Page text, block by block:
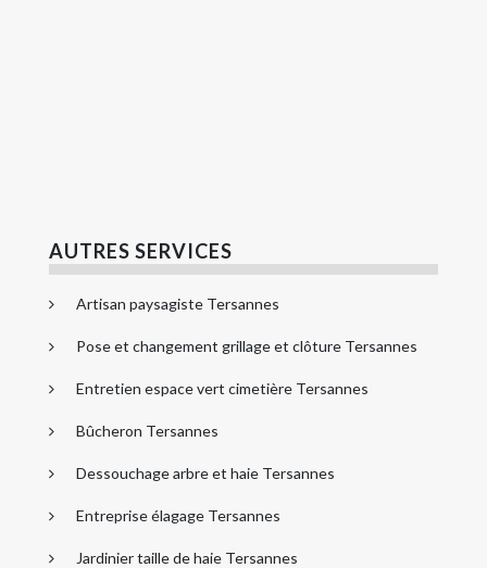
AUTRES SERVICES
Artisan paysagiste Tersannes
Pose et changement grillage et clôture Tersannes
Entretien espace vert cimetière Tersannes
Bûcheron Tersannes
Dessouchage arbre et haie Tersannes
Entreprise élagage Tersannes
Jardinier taille de haie Tersannes